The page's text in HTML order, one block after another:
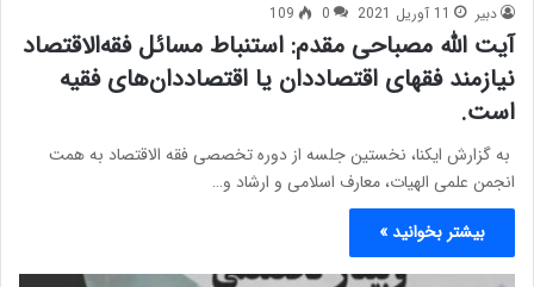
دبیر 11 آوریل 2021 0
109
آیت الله مصباحی مقدم: استنباط مسائل فقه‌‌الاقتصاد
نیازمند فقهای اقتصاددان یا اقتصاددان‌‌های فقیه
است.
به گزارش ایکنا، نخستین جلسه از دوره تخصصی فقه الاقتصاد به همت
انجمن علمی الهیات، معارف اسلامی و ارشاد و…
بیشتر بخوانید »